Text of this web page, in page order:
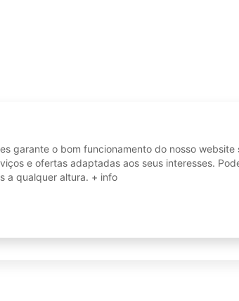
garante o bom funcionamento do nosso website
e ofertas adaptadas aos seus interesses.
a qualquer altura. + info